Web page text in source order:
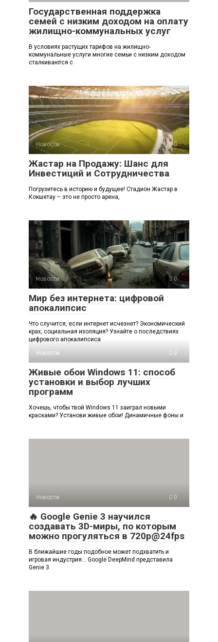
Государственная поддержка
семей с низким доходом на оплату
жилищно-коммунальных услуг
В условиях растущих тарифов на жилищно-
коммунальные услуги многие семьи с низким доходом
сталкиваются с
Новости 0
Жастар на Продажу: Шанс для
Инвестиций и Сотрудничества
Погрузитесь в историю и будущее! Стадион Жастар в
Кокшетау – это не просто арена,
Новости 0
Мир без интернета: цифровой
апокалипсис
Что случится, если интернет исчезнет? Экономический
крах, социальная изоляция? Узнайте о последствиях
цифрового апокалипсиса
Новости
0
Живые обои Windows 11: способ
установки и выбор лучших
программ
Хочешь, чтобы твой Windows 11 заиграл новыми
красками? Установи живые обои! Динамичные фоны и
Новости 0
🔥 Google Genie 3 научился
создавать 3D-миры, по которым
можно прогуляться в 720p@24fps
В ближайшие годы подобное может подхватить и
игровая индустрия… Google DeepMind представила
Genie 3